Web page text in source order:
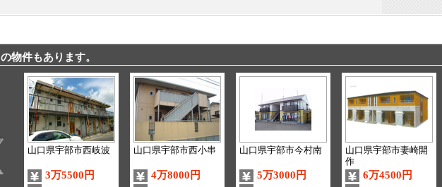
物件もあります。
山口県宇部市西岐波
3万5500円
山口県宇部市西小串
4万8000円
山口県宇部市今村南
5万3000円
山口県宇部市妻崎開
作
6万4500円